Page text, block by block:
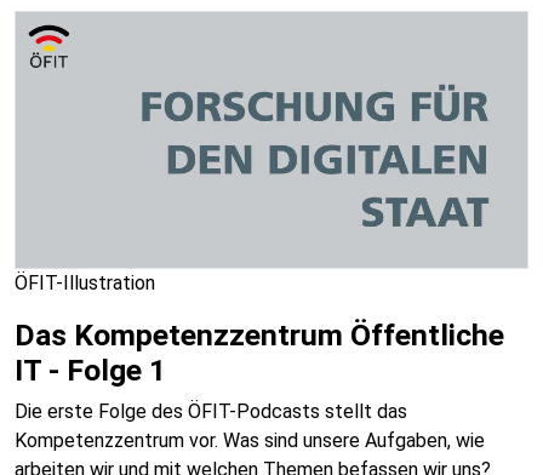
ÖFIT-Illustration
Das Kompetenzzentrum Öffentliche
IT - Folge 1
Die erste Folge des ÖFIT-Podcasts stellt das
Kompetenzzentrum vor. Was sind unsere Aufgaben, wie
arbeiten wir und mit welchen Themen befassen wir uns?